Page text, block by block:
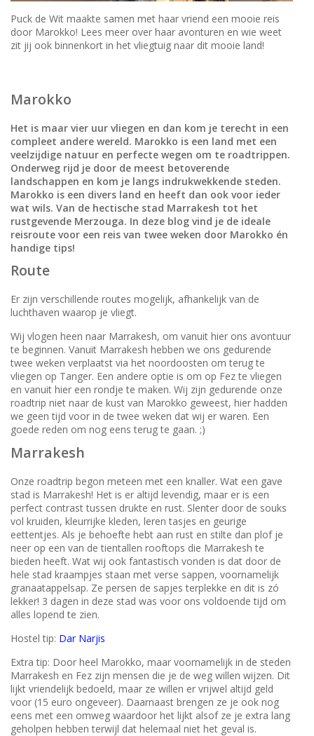
Puck de Wit maakte samen met haar vriend een mooie reis
door Marokko! Lees meer over haar avonturen en wie weet
zit jij ook binnenkort in het vliegtuig naar dit mooie land!
Marokko
Het is maar vier uur vliegen en dan kom je terecht in een
compleet andere wereld. Marokko is een land met een
veelzijdige natuur en perfecte wegen om te roadtrippen.
Onderweg rijd je door de meest betoverende
landschappen en kom je langs indrukwekkende steden.
Marokko is een divers land en heeft dan ook voor ieder
wat wils. Van de hectische stad Marrakesh tot het
rustgevende Merzouga. In deze blog vind je de ideale
reisroute voor een reis van twee weken door Marokko én
handige tips!
Route
Er zijn verschillende routes mogelijk, afhankelijk van de
luchthaven waarop je vliegt.
Wij vlogen heen naar Marrakesh, om vanuit hier ons avontuur
te beginnen. Vanuit Marrakesh hebben we ons gedurende
twee weken verplaatst via het noordoosten om terug te
vliegen op Tanger. Een andere optie is om op Fez te vliegen
en vanuit hier een rondje te maken. Wij zijn gedurende onze
roadtrip niet naar de kust van Marokko geweest, hier hadden
we geen tijd voor in de twee weken dat wij er waren. Een
goede reden om nog eens terug te gaan. ;)
Marrakesh
Onze roadtrip begon meteen met een knaller. Wat een gave
stad is Marrakesh! Het is er altijd levendig, maar er is een
perfect contrast tussen drukte en rust. Slenter door de souks
vol kruiden, kleurrijke kleden, leren tasjes en geurige
eettentjes. Als je behoefte hebt aan rust en stilte dan plof je
neer op een van de tientallen rooftops die Marrakesh te
bieden heeft. Wat wij ook fantastisch vonden is dat door de
hele stad kraampjes staan met verse sappen, voornamelijk
granaatappelsap. Ze persen de sapjes terplekke en dit is zó
lekker! 3 dagen in deze stad was voor ons voldoende tijd om
alles lopend te zien.
Hostel tip: Dar Narjis
Extra tip: Door heel Marokko, maar voornamelijk in de steden
Marrakesh en Fez zijn mensen die je de weg willen wijzen. Dit
lijkt vriendelijk bedoeld, maar ze willen er vrijwel altijd geld
voor (15 euro ongeveer). Daarnaast brengen ze je ook nog
eens met een omweg waardoor het lijkt alsof ze je extra lang
geholpen hebben terwijl dat helemaal niet het geval is.